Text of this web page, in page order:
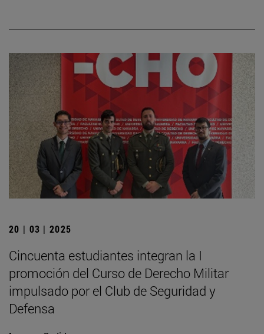
20 | 03 | 2025
Cincuenta estudiantes integran la I
promoción del Curso de Derecho Militar
impulsado por el Club de Seguridad y
Defensa